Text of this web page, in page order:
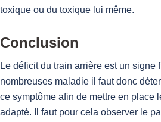
toxique ou du toxique lui même.
Conclusion
Le déficit du train arrière est un signe
nombreuses maladie il faut donc
ce symptôme afin de mettre en place
adapté. Il faut pour cela observer le